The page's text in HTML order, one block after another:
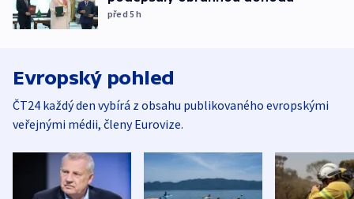
před 5h
Evropský pohled
ČT24 každý den vybírá z obsahu publikovaného evropskými
veřejnými médii, členy Eurovize.